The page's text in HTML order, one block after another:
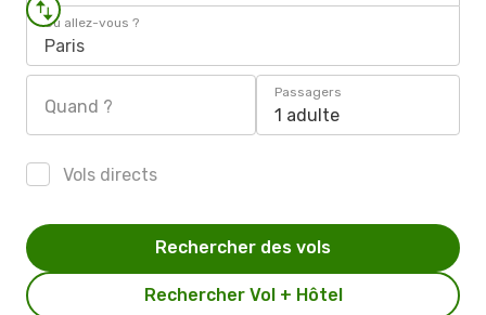
Où allez-vous ?
Paris
Quand ?
Passagers
1 adulte
Vols directs
Rechercher Vol + Hôtel
Rechercher des vols